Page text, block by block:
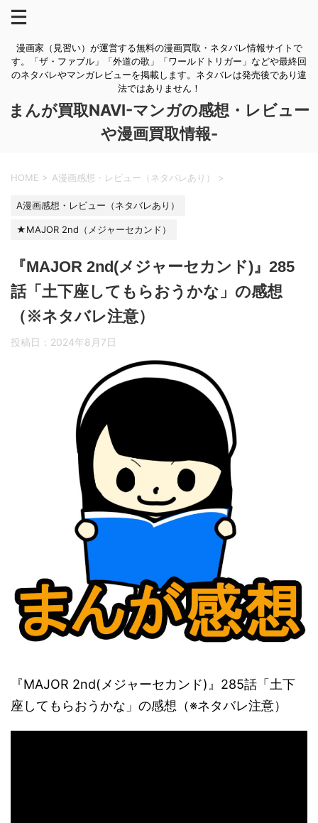
漫画家（見習い）が運営する無料の漫画買取・ネタバレ情報サイトで
す。「ザ・ファブル」「外道の歌」「ワールドトリガー」などや最終回
のネタバレやマンガレビューを掲載します。ネタバレは発売後であり違
法ではありません！
まんが買取NAVI-マンガの感想・レビュー
や漫画買取情報-
HOME > A漫画感想・レビュー（ネタバレあり） >
A漫画感想・レビュー（ネタバレあり）
★MAJOR 2nd（メジャーセカンド）
『MAJOR 2nd(メジャーセカンド)』285
話「土下座してもらおうかな」の感想
（※ネタバレ注意）
投稿日： 2024年8月7日
『MAJOR 2nd(メジャーセカンド)』285話「土下
座してもらおうかな」の感想（※ネタバレ注意）